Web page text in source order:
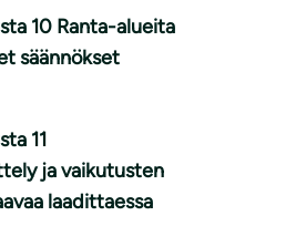
10 Ranta-alueita
säännökset
11
ja vaikutusten
laadittaessa